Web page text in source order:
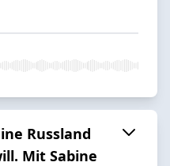
Russland
Mit Sabine